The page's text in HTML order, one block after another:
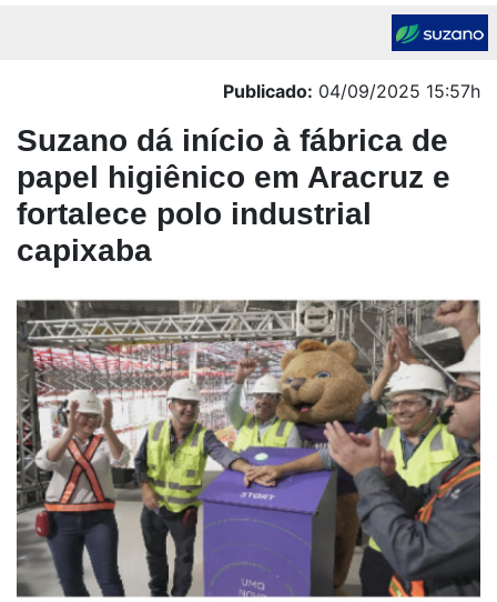
Publicado: 04/09/2025 15:57h
Suzano dá início à fábrica de
papel higiênico em Aracruz e
fortalece polo industrial
capixaba